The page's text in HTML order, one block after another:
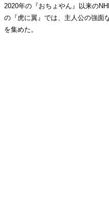
2020年の『おちょやん』以来の
の『虎に翼』では、主人公の強面
を集めた。